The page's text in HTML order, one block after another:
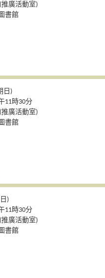
廣活動室)
書館
日)
11時30分
廣活動室)
書館
)
11時30分
廣活動室)
書館